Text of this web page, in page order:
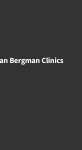
Bergman Clinics